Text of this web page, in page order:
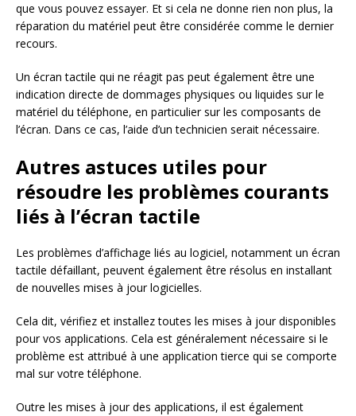
que vous pouvez essayer. Et si cela ne donne rien non plus, la
réparation du matériel peut être considérée comme le dernier
recours.
Un écran tactile qui ne réagit pas peut également être une
indication directe de dommages physiques ou liquides sur le
matériel du téléphone, en particulier sur les composants de
l’écran. Dans ce cas, l’aide d’un technicien serait nécessaire.
Autres astuces utiles pour
résoudre les problèmes courants
liés à l’écran tactile
Les problèmes d’affichage liés au logiciel, notamment un écran
tactile défaillant, peuvent également être résolus en installant
de nouvelles mises à jour logicielles.
Cela dit, vérifiez et installez toutes les mises à jour disponibles
pour vos applications. Cela est généralement nécessaire si le
problème est attribué à une application tierce qui se comporte
mal sur votre téléphone.
Outre les mises à jour des applications, il est également